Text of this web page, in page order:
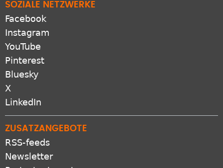
SOZIALE NETZWERKE
Facebook
Instagram
YouTube
Pinterest
Bluesky
X
LinkedIn
ZUSATZANGEBOTE
RSS-feeds
Newsletter